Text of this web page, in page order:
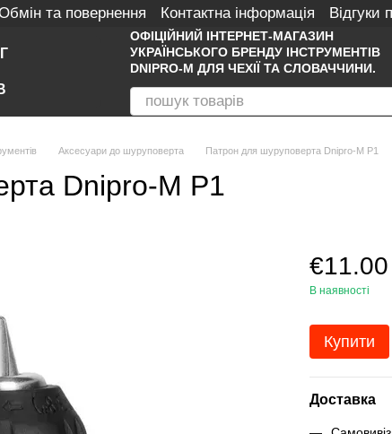
та повернення Контактна інформація Відгуки
ОФІЦІЙНИЙ ІНТЕРНЕТ-МАГАЗИН
УКРАЇНСЬКОГО БРЕНДУ ІНСТРУМЕНТІВ
DNIPRO-M ДЛЯ ЧЕХІЇ ТА СЛОВАЧЧИНИ.
Аксесуари до шуруповерта Патрон для шуруповерта Dnipro-M P1
Dnipro-M P1
€11.00
В наявності
Купити
Доставка